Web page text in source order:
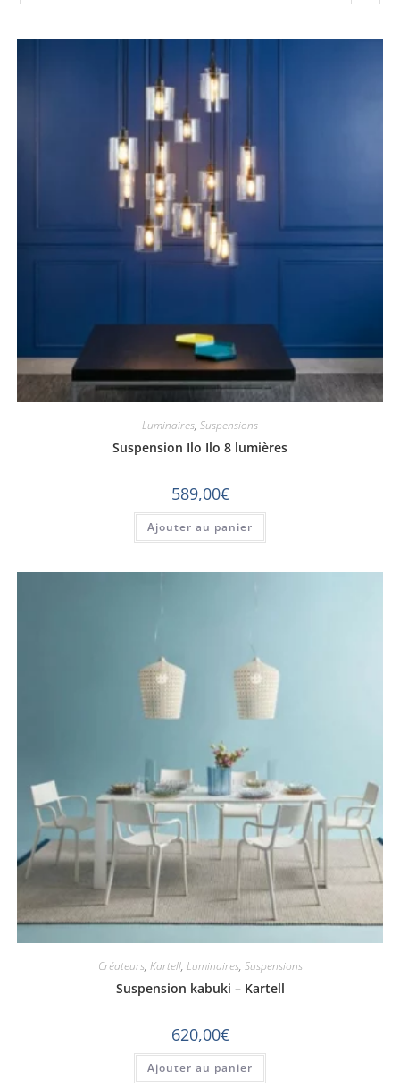
Luminaires, Suspensions
Suspension Ilo Ilo 8 lumières
589,00€
Ajouter au panier
Créateurs, Kartell, Luminaires, Suspensions
Suspension kabuki – Kartell
620,00€
Ajouter au panier